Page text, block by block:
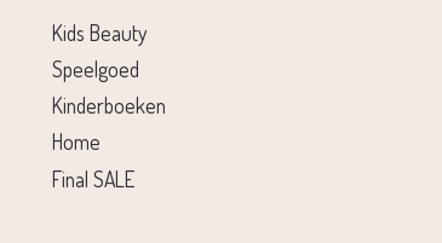
Kids Beauty
Speelgoed
Kinderboeken
Home
Final SALE